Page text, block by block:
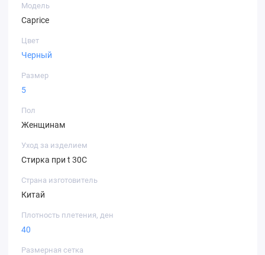
Модель
Caprice
Цвет
Черный
Размер
5
Пол
Женщинам
Уход за изделием
Стирка при t 30С
Страна изготовитель
Китай
Плотность плетения, ден
40
Размерная сетка